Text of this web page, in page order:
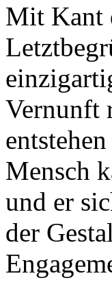
Mit Kant
Vernunft
Mensch
und er
der